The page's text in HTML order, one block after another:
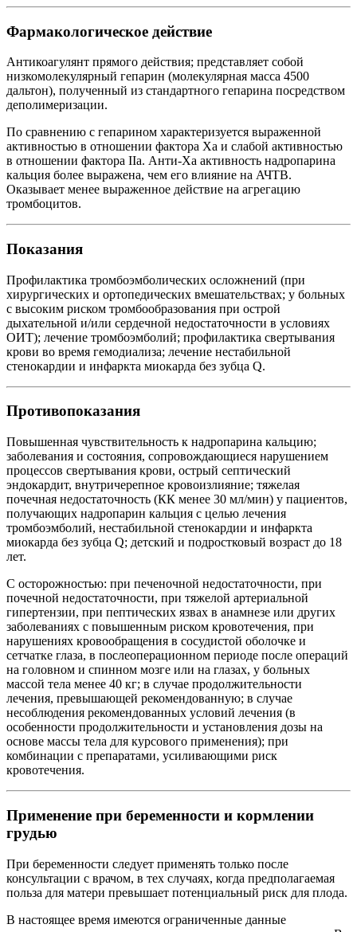
Фармакологическое действие
Антикоагулянт прямого действия; представляет собой
низкомолекулярный гепарин (молекулярная масса 4500
дальтон), полученный из стандартного гепарина посредством
деполимеризации.
По сравнению с гепарином характеризуется выраженной
активностью в отношении фактора Ха и слабой активностью
в отношении фактора IIа. Анти-Ха активность надропарина
кальция более выражена, чем его влияние на АЧТВ.
Оказывает менее выраженное действие на агрегацию
тромбоцитов.
Показания
Профилактика тромбоэмболических осложнений (при
хирургических и ортопедических вмешательствах; у больных
с высоким риском тромбообразования при острой
дыхательной и/или сердечной недостаточности в условиях
ОИТ); лечение тромбоэмболий; профилактика свертывания
крови во время гемодиализа; лечение нестабильной
стенокардии и инфаркта миокарда без зубца Q.
Противопоказания
Повышенная чувствительность к надропарина кальцию;
заболевания и состояния, сопровождающиеся нарушением
процессов свертывания крови, острый септический
эндокардит, внутричерепное кровоизлияние; тяжелая
почечная недостаточность (КК менее 30 мл/мин) у пациентов,
получающих надропарин кальция с целью лечения
тромбоэмболий, нестабильной стенокардии и инфаркта
миокарда без зубца Q; детский и подростковый возраст до 18
лет.
С осторожностью: при печеночной недостаточности, при
почечной недостаточности, при тяжелой артериальной
гипертензии, при пептических язвах в анамнезе или других
заболеваниях с повышенным риском кровотечения, при
нарушениях кровообращения в сосудистой оболочке и
сетчатке глаза, в послеоперационном периоде после операций
на головном и спинном мозге или на глазах, у больных
массой тела менее 40 кг; в случае продолжительности
лечения, превышающей рекомендованную; в случае
несоблюдения рекомендованных условий лечения (в
особенности продолжительности и установления дозы на
основе массы тела для курсового применения); при
комбинации с препаратами, усиливающими риск
кровотечения.
Применение при беременности и кормлении
грудью
При беременности следует применять только после
консультации с врачом, в тех случаях, когда предполагаемая
польза для матери превышает потенциальный риск для плода.
В настоящее время имеются ограниченные данные